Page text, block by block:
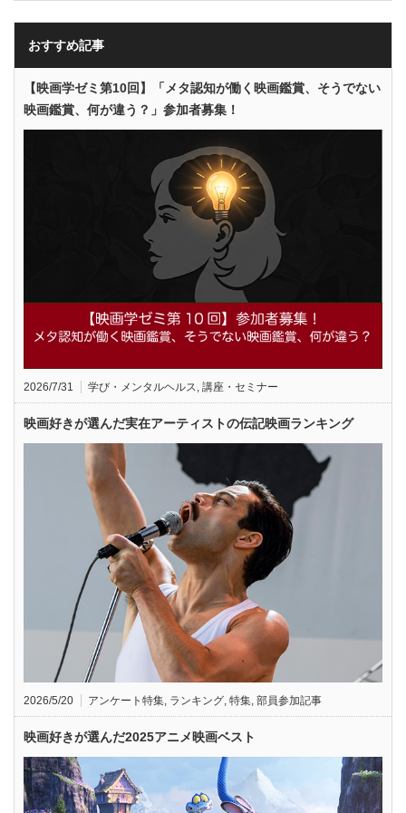
おすすめ記事
【映画学ゼミ第10回】「メタ認知が働く映画鑑賞、そうでない
映画鑑賞、何が違う？」参加者募集！
2026/7/31 学び・メンタルヘルス 講座・セミナー
映画好きが選んだ実在アーティストの伝記映画ランキング
2026/5/20 アンケート特集 ランキング 特集 部員参加記事
映画好きが選んだ2025アニメ映画ベスト